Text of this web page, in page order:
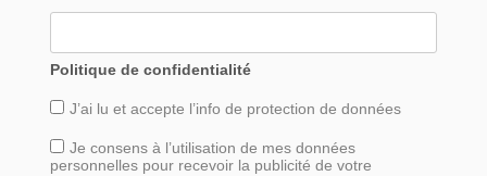
Politique de confidentialité
J’ai lu et accepte l’info de protection de données
Je consens à l’utilisation de mes données
personnelles pour recevoir la publicité de votre